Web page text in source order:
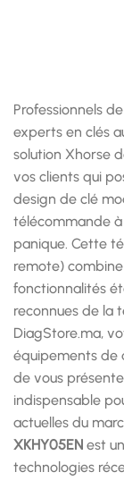
Professionnels
experts en clés
solution Xhorse
vos clients qui
design de clé
télécommande
panique. Cette
remote)
fonctionnalités
reconnues de la
DiagStore.ma,
équipements de
de vous
indispensable
actuelles du
XKHY05EN est
technologies